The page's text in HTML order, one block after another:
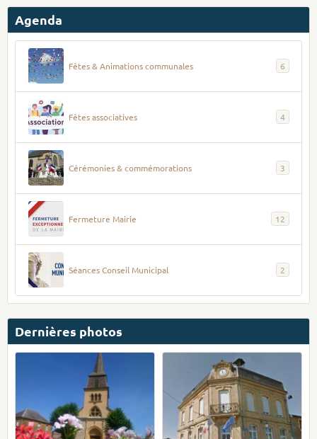
Agenda
Fêtes & Animations communales 6
Fêtes associatives 4
Cérémonies & commémorations 3
Fermeture Mairie 12
Séances Conseil Municipal 2
Dernières photos